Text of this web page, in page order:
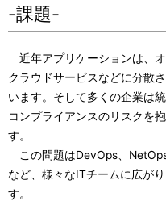
-課題-
近年アプリケーションは、
クラウドサービスなどに分散
います。そして多くの企業は
コンプライアンスのリスクを
す。
この問題はDevOps、
など、様々なITチームに広が
す。